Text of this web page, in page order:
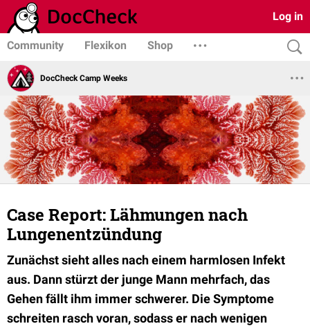
Log in
Community Flexikon Shop
DocCheck Camp Weeks
Case Report: Lähmungen nach
Lungenentzündung
Zunächst sieht alles nach einem harmlosen Infekt
aus. Dann stürzt der junge Mann mehrfach, das
Gehen fällt ihm immer schwerer. Die Symptome
schreiten rasch voran, sodass er nach wenigen